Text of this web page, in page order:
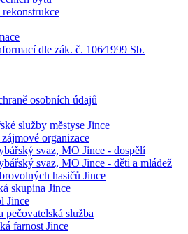
dle zák. č. 106⁄1999 Sb.
osobních údajů
služby městyse Jince
organizace
svaz, MO Jince - dospělí
svaz, MO Jince - děti a mládež
hasičů Jince
skupina Jince
Jince
pečovatelská služba
farnost Jince